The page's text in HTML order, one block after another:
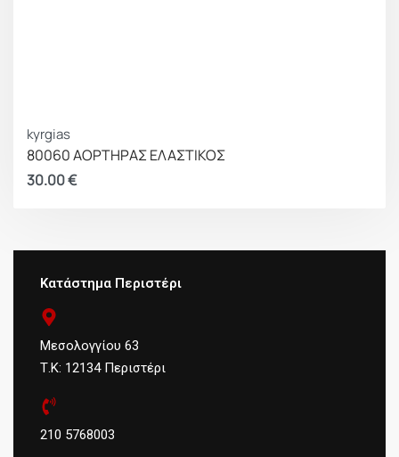
kyrgias
80060 ΑΟΡΤΗΡΑΣ ΕΛΑΣΤΙΚΟΣ
30.00€
Κατάστημα Περιστέρι
Μεσολογγίου 63
Τ.Κ: 12134 Περιστέρι
210 5768003